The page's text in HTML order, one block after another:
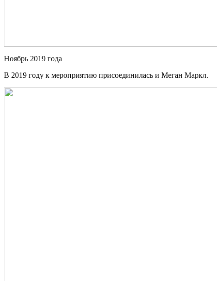
Ноябрь 2019 года
В 2019 году к мероприятию присоединилась и Меган Маркл.